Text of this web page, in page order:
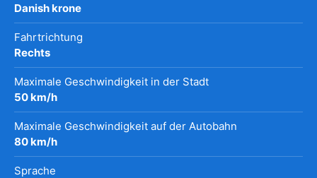
Danish krone
Fahrtrichtung
Rechts
Maximale Geschwindigkeit in der Stadt
50 km/h
Maximale Geschwindigkeit auf der Autobahn
80 km/h
Sprache